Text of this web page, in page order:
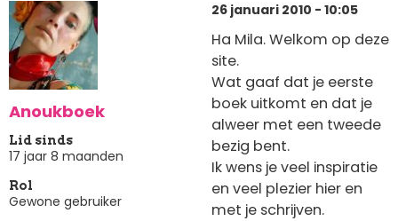
Anoukboek
Lid sinds
17 jaar 8 maanden
Rol
Gewone gebruiker
26 januari 2010 - 10:05
Ha Mila. Welkom op deze
site.
Wat gaaf dat je eerste
boek uitkomt en dat je
alweer met een tweede
bezig bent.
Ik wens je veel inspiratie
en veel plezier hier en
met je schrijven.